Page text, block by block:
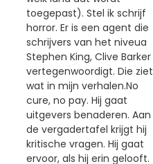
toegepast). Stel ik schrijf
horror. Er is een agent die
schrijvers van het niveua
Stephen King, Clive Barker
vertegenwoordigt. Die ziet
wat in mijn verhalen.No
cure, no pay. Hij gaat
uitgevers benaderen. Aan
de vergadertafel krijgt hij
kritische vragen. Hij gaat
ervoor, als hij erin gelooft.